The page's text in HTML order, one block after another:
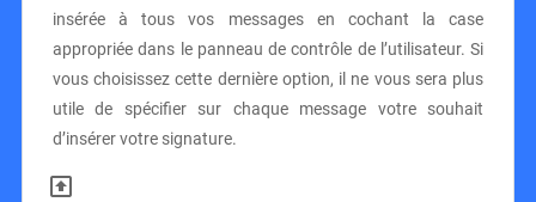
insérée à tous vos messages en cochant la case
appropriée dans le panneau de contrôle de l’utilisateur. Si
vous choisissez cette dernière option, il ne vous sera plus
utile de spécifier sur chaque message votre souhait
d’insérer votre signature.